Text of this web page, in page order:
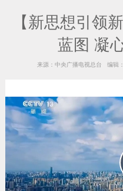
【新思想引领
蓝图 凝
来源：中央广播电视总台 编辑